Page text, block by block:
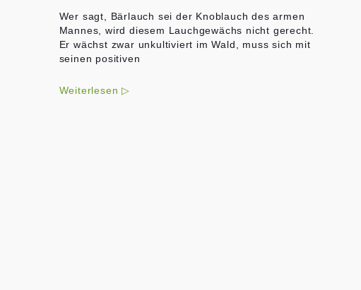
Wer sagt, Bärlauch sei der Knoblauch des armen
Mannes, wird diesem Lauchgewächs nicht gerecht.
Er wächst zwar unkultiviert im Wald, muss sich mit
seinen positiven
Weiterlesen ▷